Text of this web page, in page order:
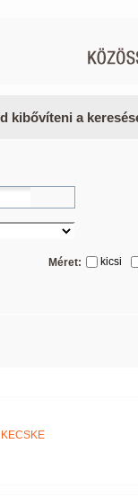
kibővíteni a
Méret: kicsi
KECSKE